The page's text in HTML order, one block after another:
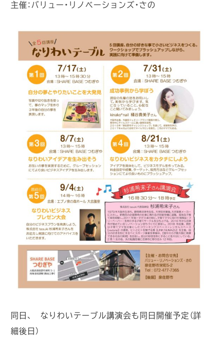
主催：バリュー・リノベーションズ・さの
同日、 なりわいテーブル講演会も同日開催予定（詳
細後日）